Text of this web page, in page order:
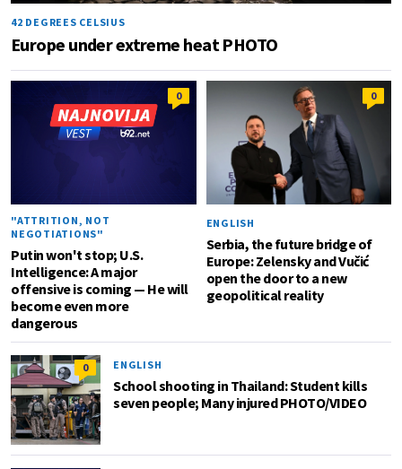
42 DEGREES CELSIUS
Europe under extreme heat PHOTO
0
"ATTRITION, NOT
NEGOTIATIONS"
Putin won't stop; U.S.
Intelligence: A major
offensive is coming — He will
become even more
dangerous
0
ENGLISH
Serbia, the future bridge of
Europe: Zelensky and Vučić
open the door to a new
geopolitical reality
0 ENGLISH
School shooting in Thailand: Student kills
seven people; Many injured PHOTO/VIDEO